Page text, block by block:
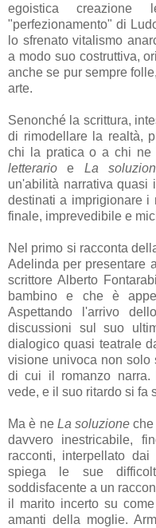
egoistica creazione
"perfezionamento" di
lo sfrenato vitalismo
a modo suo costruttiva,
anche se pur sempre
arte.
Senonché la scrittura,
di rimodellare la realtà,
chi la pratica o a chi ne
letterario e La
un'abilità narrativa quasi
destinati a imprigionare i
finale, imprevedibile e
Nel primo si racconta
Adelinda per presentare
scrittore Alberto
bambino e che è
Aspettando l'arrivo
discussioni sul suo
dialogico quasi teatrale
visione univoca non solo
di cui il romanzo narra.
vede, e il suo ritardo si fa
Ma è ne La soluzione che
davvero inestricabile,
racconti, interpellato
spiega le sue
soddisfacente a un
il marito incerto su
amanti della moglie.